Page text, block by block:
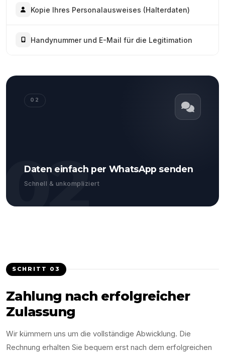
Kopie Ihres Personalausweises (Halterdaten)
Handynummer und E-Mail für die Legitimation
02
02
Daten einfach per WhatsApp senden
Schnell & unkompliziert
SCHRITT 03
Zahlung nach erfolgreicher
Zulassung
Wir kümmern uns um die vollständige Abwicklung. Die
Rechnung erhalten Sie bequem erst nach dem erfolgreichen